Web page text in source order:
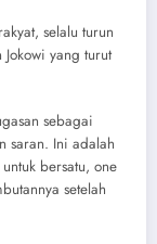
selalu turun
yang turut
sebagai
saran. Ini adalah
bersatu, one
setelah